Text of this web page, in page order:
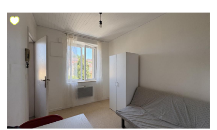
bien est exposé sont disponibles sur le site Géorisques :